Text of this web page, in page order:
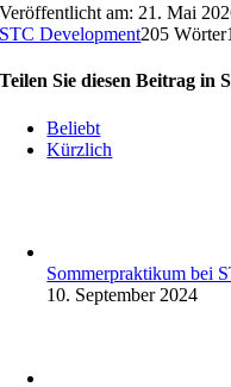
Veröffentlicht am: 21. Mai
STC Development205 Wörter
Teilen Sie diesen Beitrag in
Beliebt
Kürzlich
Sommerpraktikum bei
10. September 2024